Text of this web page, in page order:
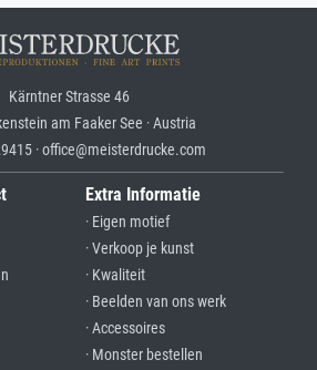
Kärntner Strasse 46
am Faaker See · Austria
· office@meisterdrucke.com
Extra Informatie
· Eigen motief
· Verkoop je kunst
· Kwaliteit
· Beelden van ons werk
· Accessoires
· Monster bestellen